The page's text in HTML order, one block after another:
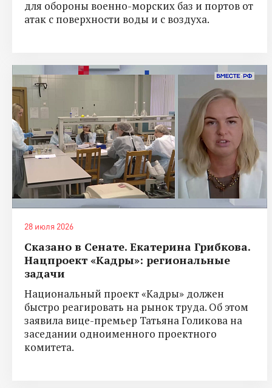
для обороны военно-морских баз и портов от
атак с поверхности воды и с воздуха.
28 июля 2026
Сказано в Сенате. Екатерина Грибкова.
Нацпроект «Кадры»: региональные
задачи
Национальный проект «Кадры» должен
быстро реагировать на рынок труда. Об этом
заявила вице-премьер Татьяна Голикова на
заседании одноименного проектного
комитета.